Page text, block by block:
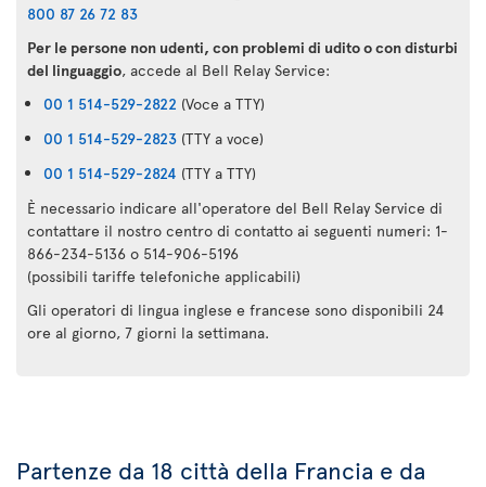
800 87 26 72 83
Per le persone non udenti, con problemi di udito o con disturbi
del linguaggio, accede al Bell Relay Service:
00 1 514-529-2822 (Voce a TTY)
00 1 514-529-2823 (TTY a voce)
00 1 514-529-2824 (TTY a TTY)
È necessario indicare all'operatore del Bell Relay Service di
contattare il nostro centro di contatto ai seguenti numeri: 1-
866-234-5136 o 514-906-5196
(possibili tariffe telefoniche applicabili)
Gli operatori di lingua inglese e francese sono disponibili 24
ore al giorno, 7 giorni la settimana.
Partenze da 18 città della Francia e da